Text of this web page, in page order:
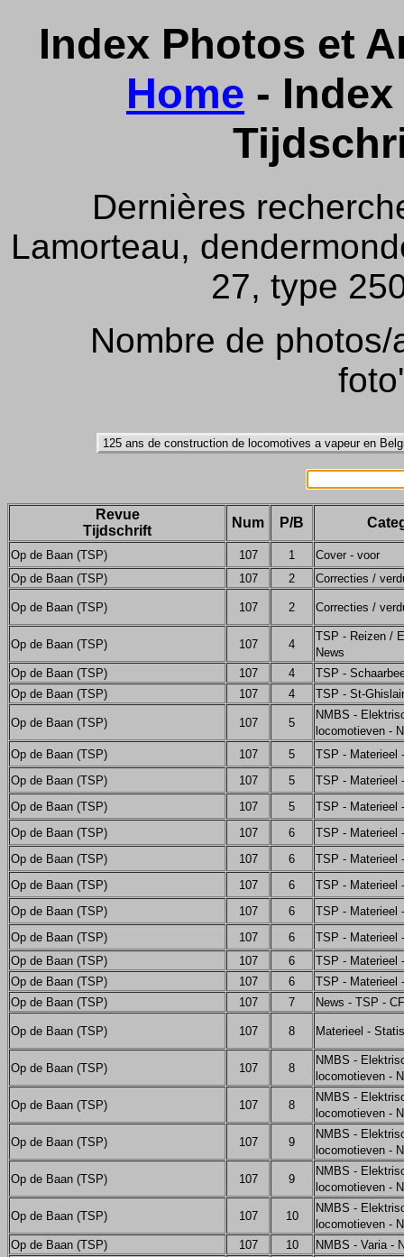
Index Photos et
Home -
Dernières
Lamorteau,
27, type
Nombre de
Revue
Tijdschrift
Num P/B
Op de Baan (TSP) 107 1
Cover - voor
Op de Baan (TSP)
107 2 Correcties /
Op de Baan (TSP) 107 2 Correcties /
Op de Baan (TSP) 107 4
TSP - Reizen /
News
Op de Baan (TSP)
107 4
TSP -
Op de Baan (TSP)
107 4 TSP - St-
Op de Baan (TSP) 107 5
NMBS -
locomotieven -
Op de Baan (TSP)
107 5
TSP - Materieel
Op de Baan (TSP)
107 5
TSP - Materieel
Op de Baan (TSP)
107 5
TSP - Materieel
Op de Baan (TSP)
107 6
TSP - Materieel
Op de Baan (TSP)
107 6
TSP - Materieel
Op de Baan (TSP)
107 6
TSP - Materieel
Op de Baan (TSP)
107 6
TSP - Materieel
Op de Baan (TSP)
107 6
TSP - Materieel
Op de Baan (TSP)
107 6
TSP - Materieel
Op de Baan (TSP)
107 6
TSP - Materieel
Op de Baan (TSP)
107 7 News - TSP -
Op de Baan (TSP) 107 8 Materieel -
Op de Baan (TSP) 107 8
NMBS -
locomotieven -
Op de Baan (TSP) 107 8
NMBS -
locomotieven -
Op de Baan (TSP) 107 9
NMBS -
locomotieven -
Op de Baan (TSP) 107 9
NMBS -
locomotieven -
Op de Baan (TSP) 107 10
NMBS -
locomotieven -
Op de Baan (TSP)
107 10 NMBS - Varia -